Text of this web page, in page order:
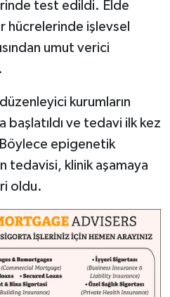
test edildi. Elde
hücrelerinde işlevsel
umut verici
kurumların
başlatıldı ve tedavi ilk kez
epigenetik
tedavisi, klinik aşamaya
oldu.